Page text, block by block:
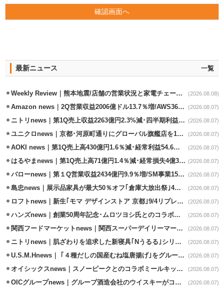
最新ニュース 一覧
Weekly Review｜熊本地震/店舗の営業状況と家電チェーンの支援策 (2026.08.08)
Amazon news｜2Q営業収益2006億ドル13.7％増/AWS36.8％％増が貢献 (2026.08.07)
ニトリnews｜第1Q売上収益2263億円2.3%減･四半期利益1.4％減 (2026.08.07)
ユニクロnews｜京都･河原町通りにグローバル旗艦店を11/6開設 (2026.08.07)
AOKI news｜第1Q売上高430億円1.6％減･経常利益54.6％減 (2026.08.07)
はるやまnews｜第1Q売上高71億円1.4％減･経常損失4億3800万円 (2026.08.07)
バローnews｜第１Q営業収益2434億円9.9％増/SM事業15.5％増と絶好調 (2026.08.07)
島忠news｜展示品家具が最大50％オフ｢倉庫大放出祭｣4店舗限定で開催 (2026.08.07)
ロフトnews｜新生｢モマ デザインストア 京都｣9/4リプレイスオープン (2026.08.07)
ハンズnews｜創業50周年記念･ムロツヨシ氏とのコラボ企画｢ムロハンズ｣開催 (2026.08.07)
関西フードマーケットnews｜関西スーパーデイリーマート蒲生店8/7改装 (2026.08.07)
ニトリnews｜肌ざわりを追求した新寝具｢Nうるる｣シリーズを発売 (2026.08.07)
U.S.M.Hnews｜ ｢４種だしの国産むね塩唐揚げ｣をグループ610店で共同販促 (2026.08.07)
オイシックスnews｜スノーピークとのコラボミールキット8/13発売 (2026.08.07)
OICグループnews｜グループ酒造会社のウイスキーがコンペティション受賞 (2026.08.07)